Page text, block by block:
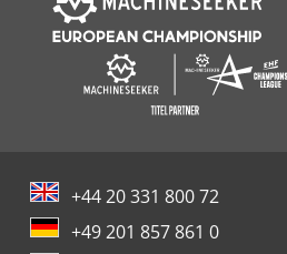
+44 20 331 800 72
+49 201 857 861 0